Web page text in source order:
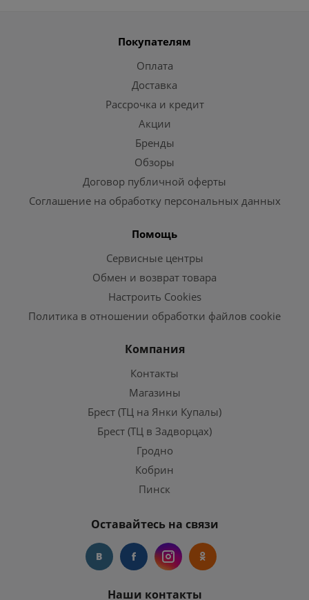
Покупателям
Оплата
Доставка
Рассрочка и кредит
Акции
Бренды
Обзоры
Договор публичной оферты
Соглашение на обработку персональных данных
Помощь
Сервисные центры
Обмен и возврат товара
Настроить Cookies
Политика в отношении обработки файлов cookie
Компания
Контакты
Магазины
Брест (ТЦ на Янки Купалы)
Брест (ТЦ в Задворцах)
Гродно
Кобрин
Пинск
Оставайтесь на связи
Наши контакты